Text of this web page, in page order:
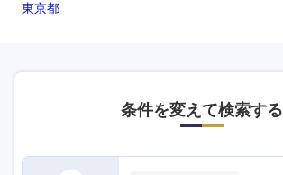
東京都
条件を変えて検索する